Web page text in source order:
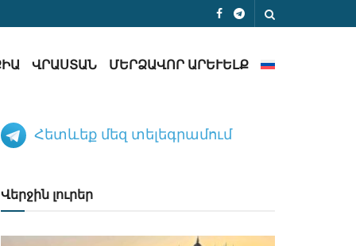
ՎՐԱՍՏԱՆ ՄԵՐՁԱՎՈՐ ԱՐԵՒԵԼՔ
Հետևեք մեզ տելեգրամում
Վերջին լուրեր